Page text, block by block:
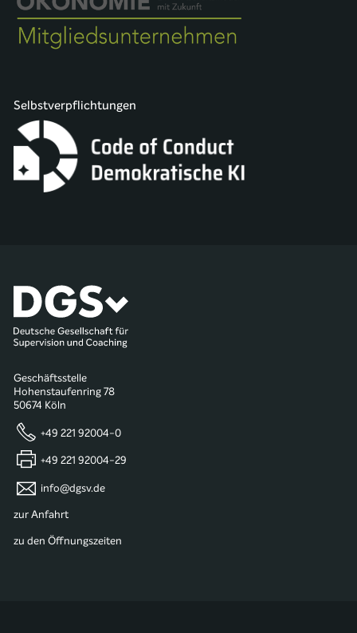
Selbstverpflichtungen
Geschäftsstelle
Hohenstaufenring 78
50674 Köln
+49 221 92004-0
+49 221 92004-29
info@dgsv.de
zur Anfahrt
zu den Öffnungszeiten